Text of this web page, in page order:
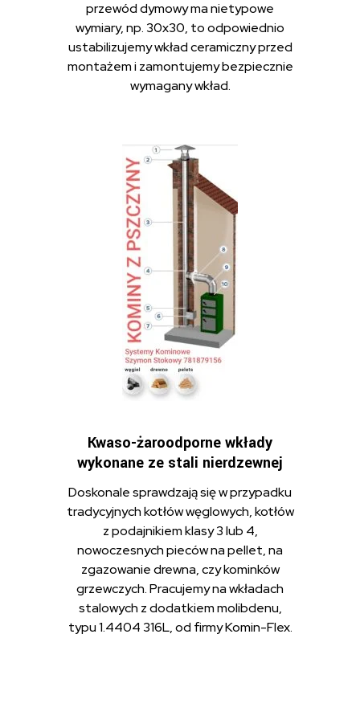
przewód dymowy ma nietypowe
wymiary, np. 30x30, to odpowiednio
ustabilizujemy wkład ceramiczny przed
montażem i zamontujemy bezpiecznie
wymagany wkład.
Kwaso-żaroodporne wkłady
wykonane ze stali nierdzewnej
Doskonale sprawdzają się w przypadku
tradycyjnych kotłów węglowych, kotłów
z podajnikiem klasy 3 lub 4,
nowoczesnych pieców na pellet, na
zgazowanie drewna, czy kominków
grzewczych. Pracujemy na wkładach
stalowych z dodatkiem molibdenu,
typu 1.4404 316L, od firmy Komin-Flex.